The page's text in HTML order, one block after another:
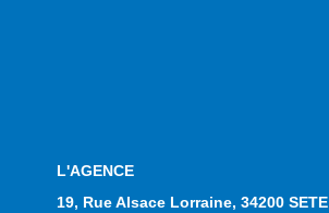
L'AGENCE
19, Rue Alsace Lorraine, 34200 SETE